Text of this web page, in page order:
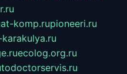
komp.rupioneeri.ru
ecolog.org.ru